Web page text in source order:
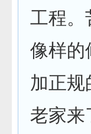
工程。
像样的
加正规
老家来